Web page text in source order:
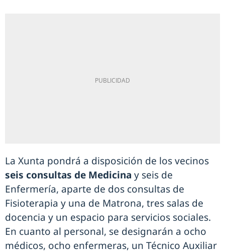
La Xunta pondrá a disposición de los vecinos
seis consultas de Medicina y seis de
Enfermería, aparte de dos consultas de
Fisioterapia y una de Matrona, tres salas de
docencia y un espacio para servicios sociales.
En cuanto al personal, se designarán a ocho
médicos, ocho enfermeras, un Técnico Auxiliar